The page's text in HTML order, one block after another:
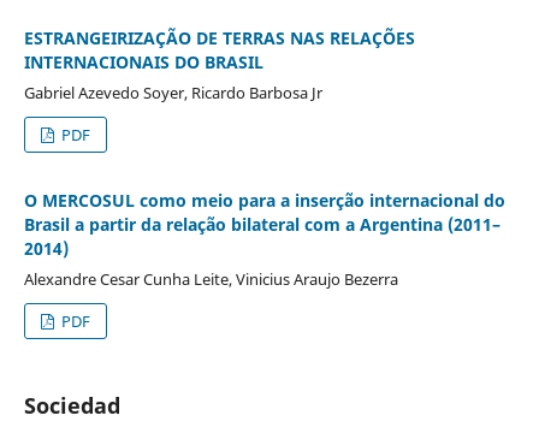
ESTRANGEIRIZAÇÃO DE TERRAS NAS RELAÇÕES
INTERNACIONAIS DO BRASIL
Gabriel Azevedo Soyer, Ricardo Barbosa Jr
PDF
O MERCOSUL como meio para a inserção internacional do
Brasil a partir da relação bilateral com a Argentina (2011–
2014)
Alexandre Cesar Cunha Leite, Vinicius Araujo Bezerra
PDF
Sociedad